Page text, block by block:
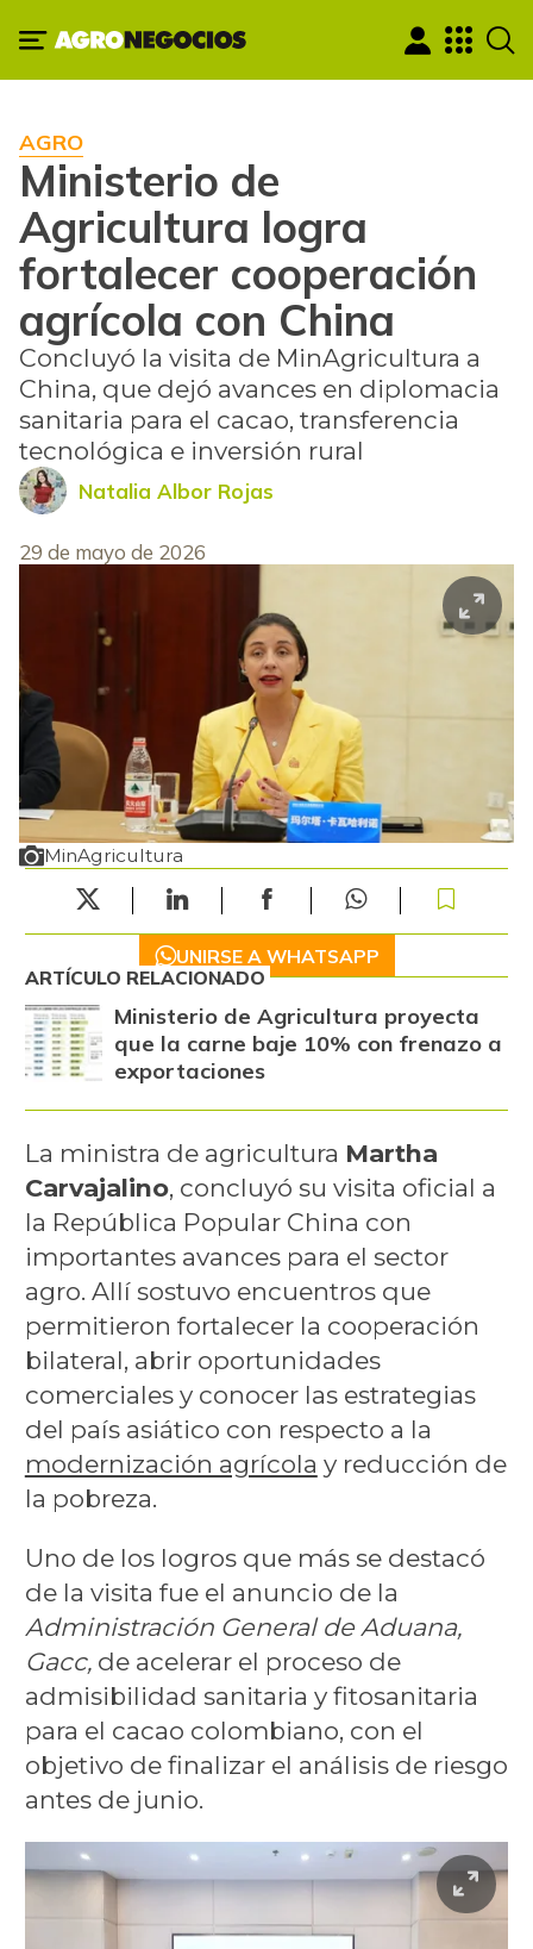
AGRO
Ministerio de
Agricultura logra
fortalecer cooperación
agrícola con China
Concluyó la visita de MinAgricultura a
China, que dejó avances en diplomacia
sanitaria para el cacao, transferencia
tecnológica e inversión rural
Natalia Albor Rojas
29 de mayo de 2026
MinAgricultura
UNIRSE A WHATSAPP
ARTÍCULO RELACIONADO
Ministerio de Agricultura proyecta
que la carne baje 10% con frenazo a
exportaciones
La ministra de agricultura Martha
Carvajalino, concluyó su visita oficial a
la República Popular China con
importantes avances para el sector
agro. Allí sostuvo encuentros que
permitieron fortalecer la cooperación
bilateral, abrir oportunidades
comerciales y conocer las estrategias
del país asiático con respecto a la
modernización agrícola y reducción de
la pobreza.
Uno de los logros que más se destacó
de la visita fue el anuncio de la
Administración General de Aduana,
Gacc,de acelerar el proceso de
admisibilidad sanitaria y fitosanitaria
para el cacao colombiano, con el
objetivo de finalizar el análisis de riesgo
antes de junio.